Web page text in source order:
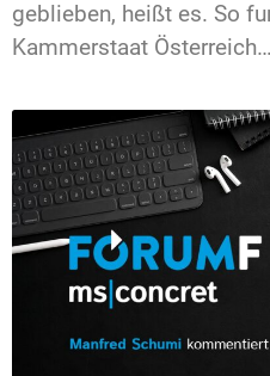
geblieben, heißt es. So
Kammerstaat Österreich…